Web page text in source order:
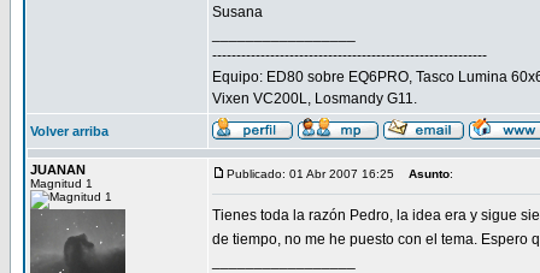
Susana
---------------------------------------------------------
Equipo: ED80 sobre EQ6PRO, Tasco Lumina
Vixen VC200L, Losmandy G11.
Volver arriba
JUANAN
Magnitud 1
Publicado: 01 Abr 2007 16:25 Asunto:
Tienes toda la razón Pedro, la idea era y sigue
de tiempo, no me he puesto con el tema.